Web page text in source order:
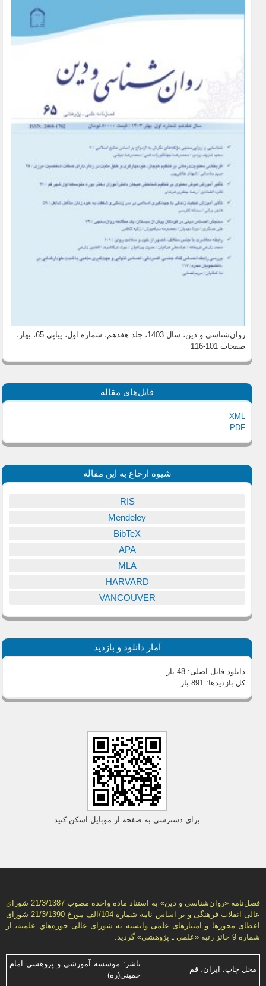
روان‌شناسی و دین، سال 1403، جلد هفدهم، شماره اول، پیاپی 65، بهار
،
صفحات 101-116
فایل‌های مقاله
XML
PDF
شیوه ارجاع به این مقاله
RIS
Mendeley
BibTeX
APA
MLA
HARVARD
VANCOUVER
آمار دانلود و بازدید
دانلود فایل اصلی:48 بار
کل بازدیدها: 891 بار
برای دسترسی به صفحه از موبایل اسکن کنید
فصل‌نامه «روان‌شناسی و دين» به استناد ماده واحده مصوب 21/3/1387 شورای
عالی انقلاب فرهنگی و بر اساس نامه شماره 104/الف مورخ 21/3/1390 شورای
اعطای مجوزها و امتيازهای علمی وابسته به شورای عالی حوزه‌هاي علميه، از
شماره 9 حائز رتبه «علمی ـ پژوهشی» گرديد.
محل چاپ: ایران، قم
ناشر: موسسه آموزشی و پژوهشی امام
خمینی(ره)